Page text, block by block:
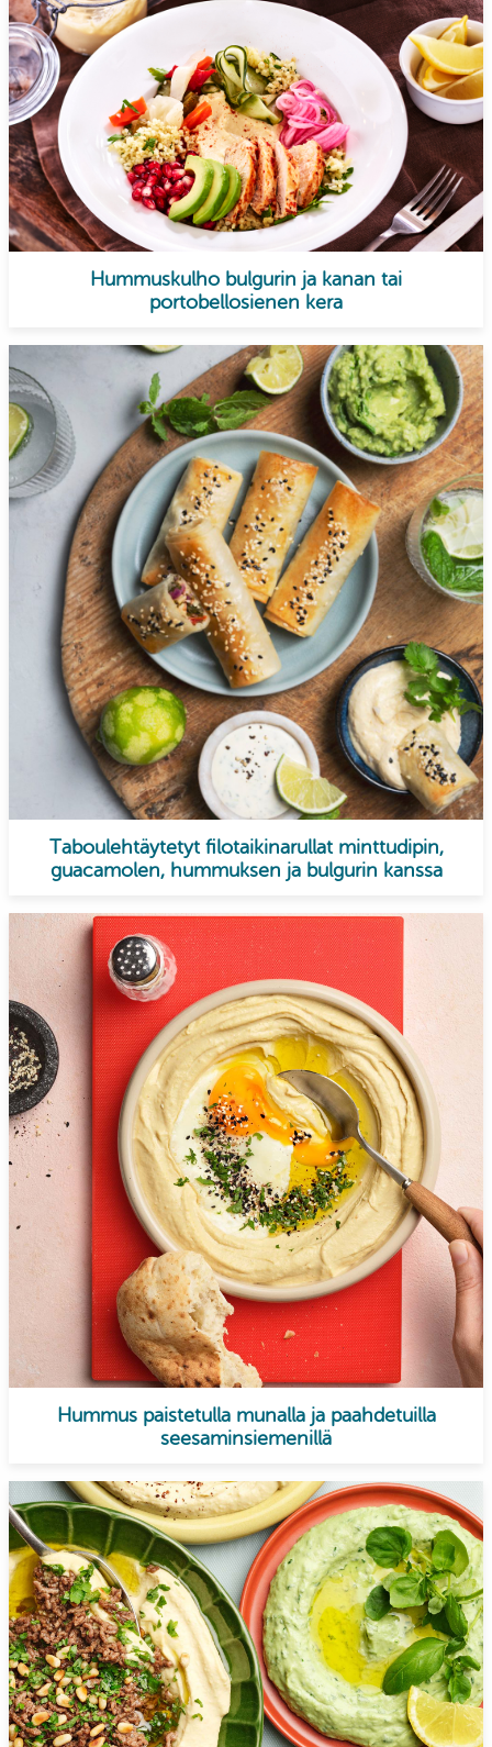
Hummuskulho bulgurin ja kanan tai
portobellosienen kera
Taboulehtäytetyt filotaikinarullat minttudipin,
guacamolen, hummuksen ja bulgurin kanssa
Hummus paistetulla munalla ja paahdetuilla
seesaminsiemenillä